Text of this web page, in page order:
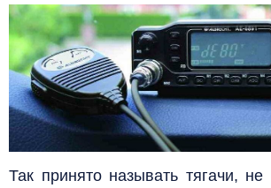
Так принято называть тягачи,